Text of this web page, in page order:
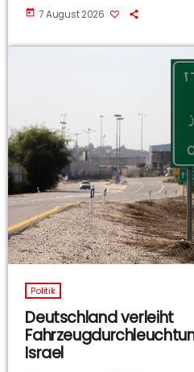
today 7 August 2026
Politik
Deutschland verleiht
Israel